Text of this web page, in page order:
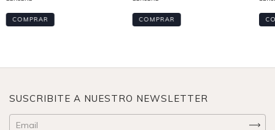
SUSCRIBITE A NUESTRO NEWSLETTER